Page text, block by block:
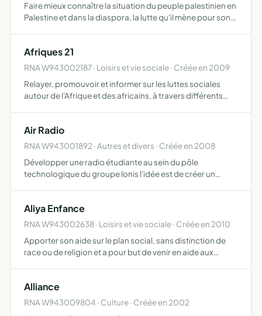
Faire mieux connaître la situation du peuple palestinien en
Palestine et dans la diaspora, la lutte qu'il mène pour son
Afriques 21
RNA W943002187 · Loisirs et vie sociale · Créée en 2009
Relayer, promouvoir et informer sur les luttes sociales
autour de l'Afrique et des africains, à travers différents
Air Radio
RNA W943001892 · Autres et divers · Créée en 2008
Développer une radio étudiante au sein du pôle
technologique du groupe Ionis l'idée est de créer un
faire la…
Aliya Enfance
RNA W943002638 · Loisirs et vie sociale · Créée en 2010
Apporter son aide sur le plan social, sans distinction de
race ou de religion et a pour but de venir en aide aux
Alliance
RNA W943009804 · Culture · Créée en 2002